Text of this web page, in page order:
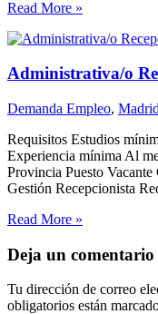
Read More »
Administrativa/o
Demanda Empleo, Madrid
Requisitos Estudios
Experiencia mínima Al
Provincia Puesto
Gestión Recepcionista
Read More »
Deja un comentario
Tu dirección de correo
obligatorios están